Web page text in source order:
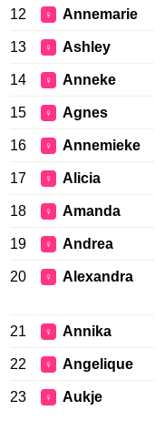
12 ♀ Annemarie
13 ♀ Ashley
14 ♀ Anneke
15 ♀ Agnes
16 ♀ Annemieke
17 ♀ Alicia
18 ♀ Amanda
19 ♀ Andrea
20 ♀ Alexandra
21 ♀ Annika
22 ♀ Angelique
23 ♀ Aukje